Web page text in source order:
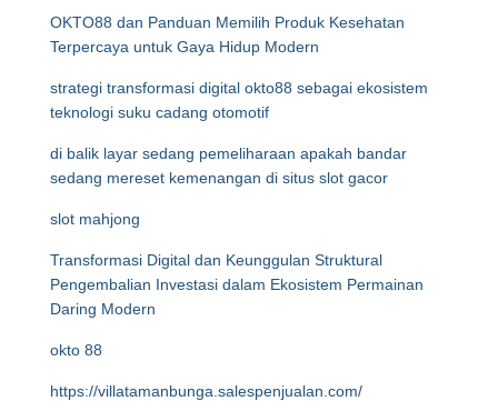
OKTO88 dan Panduan Memilih Produk Kesehatan
Terpercaya untuk Gaya Hidup Modern
strategi transformasi digital okto88 sebagai ekosistem
teknologi suku cadang otomotif
di balik layar sedang pemeliharaan apakah bandar
sedang mereset kemenangan di situs slot gacor
slot mahjong
Transformasi Digital dan Keunggulan Struktural
Pengembalian Investasi dalam Ekosistem Permainan
Daring Modern
okto 88
https://villatamanbunga.salespenjualan.com/